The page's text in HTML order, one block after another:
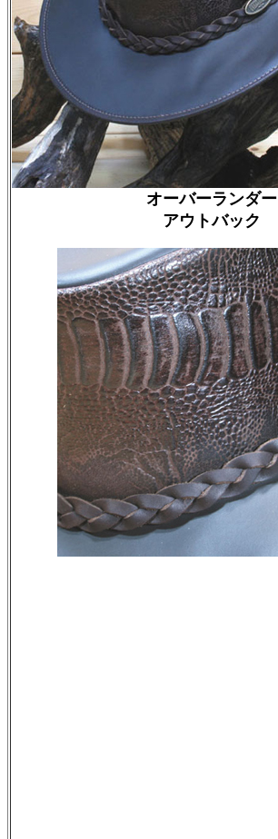
オーバーランダー
アウトバック